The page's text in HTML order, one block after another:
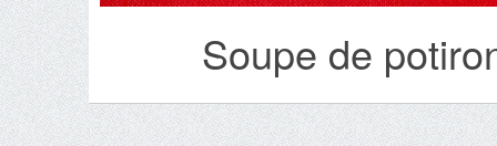
Soupe de